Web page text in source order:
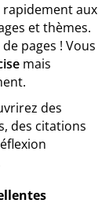
aux
et thèmes.
pages ! Vous
mais
des
des citations